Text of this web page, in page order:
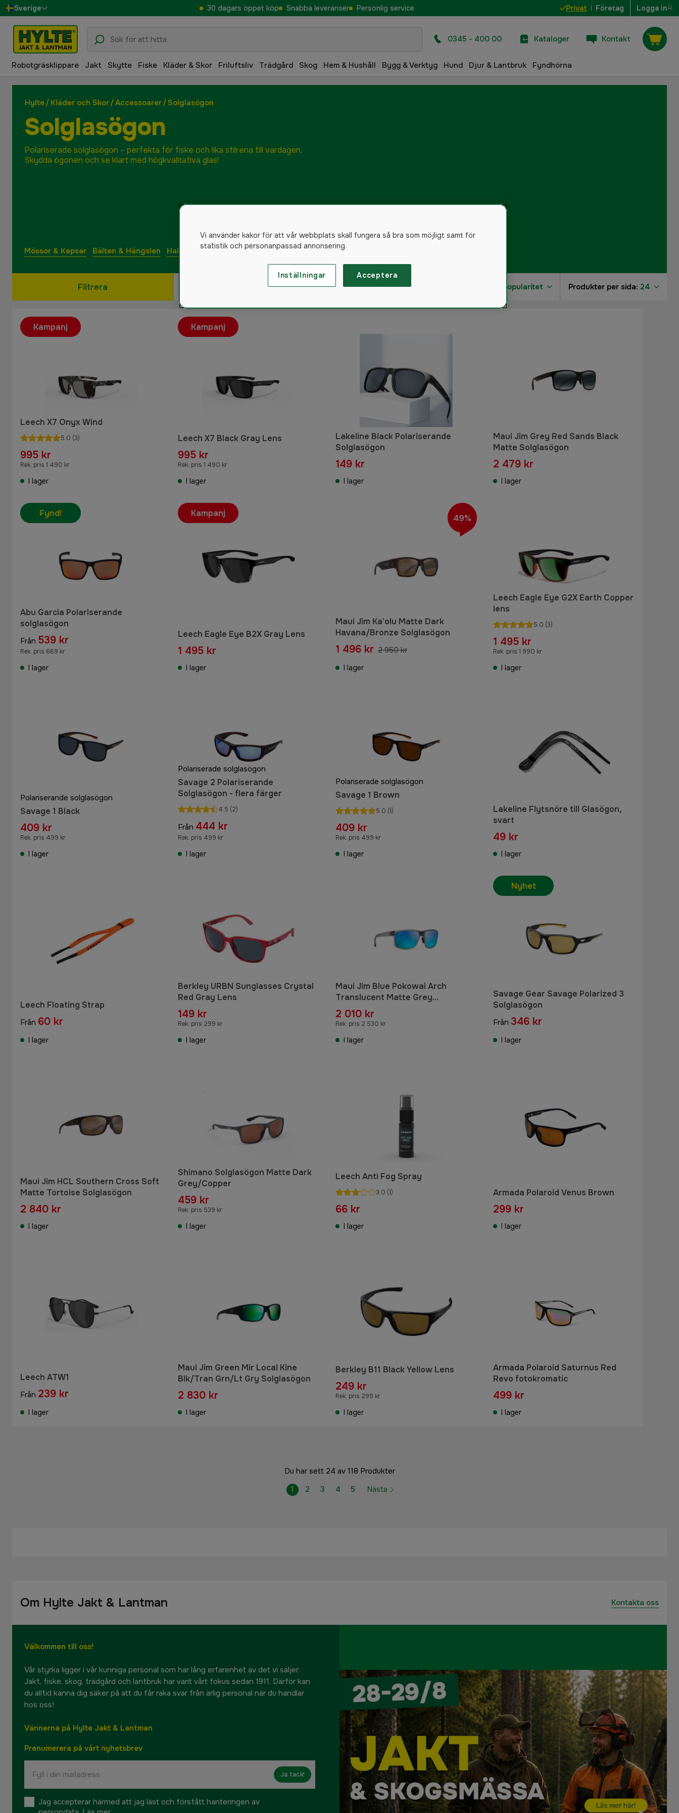
Sverige
Danmark
Suomi
Norge
30 dagars öppet köp Snabba leveranser Personlig service Privat Företag Logga in
0345 - 400 00 Kataloger Kontakt
Robotgräsklippare Jakt Skytte Fiske Kläder & Skor Friluftsliv Trädgård Skog Hem & Hushåll Bygg & Verktyg Hund Djur & Lantbruk Fyndhörna
Hylte/ Kläder och Skor/Accessoarer/ Solglasögon
Solglasögon
Polariserade solglasögon – perfekta för fiske och lika stilrena till vardagen.
Skydda ögonen och se klart med högkvalitativa glas!
Mössor & Kepsar Bälten & Hängslen Halsdukar & Scarfs
Filtrera 118produkter Popularitet Produkter per sida: 24
Leech X7 Onyx Wind
5.0 (3)
995 kr
Rek. pris 1 490 kr
I lager
Kampanj
Leech X7 Black Gray Lens
995 kr
Rek. pris 1 490 kr
I lager
Kampanj
Lakeline Black Polariserande
Solglasögon
149 kr
I lager
Maui Jim Grey Red Sands Black
Matte Solglasögon
2 479 kr
I lager
Abu Garcia Polariserande
solglasögon
Från 539 kr
Rek. pris 669 kr
I lager
Fynd!
Leech Eagle Eye B2X Gray Lens
1 495 kr
I lager
Kampanj
Maui Jim Ka'olu Matte Dark
Havana/Bronze Solglasögon
1 496 kr 2 950 kr
I lager
49%
Leech Eagle Eye G2X Earth Copper
lens
5.0 (3)
1 495 kr
Rek. pris 1 990 kr
I lager
Polariserande solglasögon
Savage 1 Black
409 kr
Rek. pris 499 kr
I lager
Polariserade solglasögon
Savage 2 Polariserande
Solglasögon - flera färger
4.5 (2)
Från 444 kr
Rek. pris 499 kr
I lager
Polariserade solglasögon
Savage 1 Brown
5.0 (1)
409 kr
Rek. pris 499 kr
I lager
Lakeline Flytsnöre till Glasögon,
svart
49 kr
I lager
Leech Floating Strap
Från 60 kr
I lager
Berkley URBN Sunglasses Crystal
Red Gray Lens
149 kr
Rek. pris 299 kr
I lager
Maui Jim Blue Pokowai Arch
Translucent Matte Grey
Solglasögon
2 010 kr
Rek. pris 2 530 kr
I lager
Savage Gear Savage Polarized 3
Solglasögon
Från 346 kr
I lager
Nyhet
Maui Jim HCL Southern Cross Soft
Matte Tortoise Solglasögon
2 840 kr
I lager
Shimano Solglasögon Matte Dark
Grey/Copper
459 kr
Rek. pris 539 kr
I lager
Leech Anti Fog Spray
3.0 (1)
66 kr
I lager
Armada Polaroid Venus Brown
299 kr
I lager
Leech ATW1
Från 239 kr
I lager
Maui Jim Green Mir Local Kine
Blk/Tran Grn/Lt Gry Solglasögon
2 830 kr
I lager
Berkley B11 Black Yellow Lens
249 kr
Rek. pris 299 kr
I lager
Armada Polaroid Saturnus Red
Revo fotokromatic
499 kr
I lager
Du har sett 24 av 118 Produkter
1
2 3 4 5 Nästa
Om Hylte Jakt & Lantman Kontakta oss
Välkommen till oss!
Vår styrka ligger i vår kunniga personal som har lång erfarenhet av det vi säljer.
Jakt, fiske, skog, trädgård och lantbruk har varit vårt fokus sedan 1911. Därför kan
du alltid känna dig säker på att du får raka svar från ärlig personal när du handlar
hos oss!
Vännerna på Hylte Jakt & Lantman
Prenumerera på vårt nyhetsbrev
Ja tack!
Jag accepterar härmed att jag läst och förstått hanteringen av
Vi använder kakor för att vår webbplats skall fungera så bra som möjligt samt för
statistik och personanpassad annonsering.
Inställningar Acceptera